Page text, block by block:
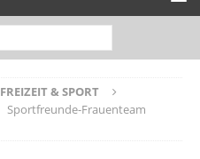
FREIZEIT & SPORT
Sportfreunde-Frauenteam